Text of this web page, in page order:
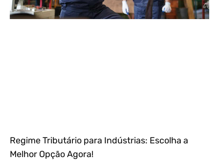
Regime Tributário para Indústrias: Escolha a
Melhor Opção Agora!